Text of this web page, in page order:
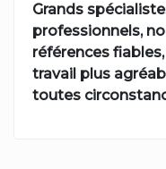
Grands
professionnels,
références
travail plus
toutes